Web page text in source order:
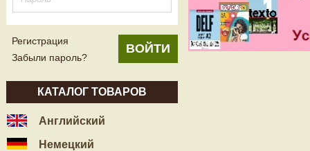
Регистрация
Забыли пароль?
КАТАЛОГ ТОВАРОВ
Английский
Немецкий